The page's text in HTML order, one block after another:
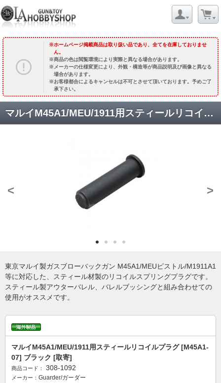
ホームページ掲載商品は取り扱い品であり、全てを在庫しておりませ
ん。
商品の色は閲覧環境により実際と異なる場合があります。
メーカーの仕様変更により、外観・構造等が商品説明及び画像と異なる
場合があります。
お客様都合によるキャンセルは不可とさせて頂いております。予めご了
承下さい。
マルイM45A1/MEU/1911用スティールリコイルプラグ [M45A1-07] ブラック [取寄]
< >
東京マルイ製ガスブローバックガン M45A1/MEUピストル/M1911A1
等に対応した、スティール材製のリコイルスプリングプラグです。
スティール製アウターバレル、バレルブッシングと組み合わせての
使用がオススメです。
マルイM45A1/MEU/1911用スティールリコイルプラグ [M45A1-
07] ブラック [取寄]
商品コード： 308-1092
メーカー： Guarder/ガーダー